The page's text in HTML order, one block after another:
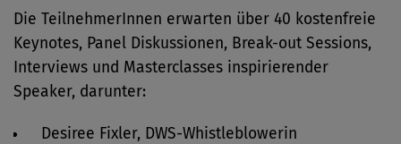
Die TeilnehmerInnen erwarten über 40 kostenfreie
Keynotes, Panel Diskussionen, Break-out Sessions,
Interviews und Masterclasses inspirierender
Speaker, darunter:
Desiree Fixler, DWS-Whistleblowerin